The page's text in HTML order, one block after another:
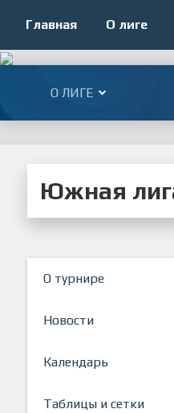
Главная О лиге
О ЛИГЕ
Южная
О турнире
Новости
Календарь
Таблицы и сетки